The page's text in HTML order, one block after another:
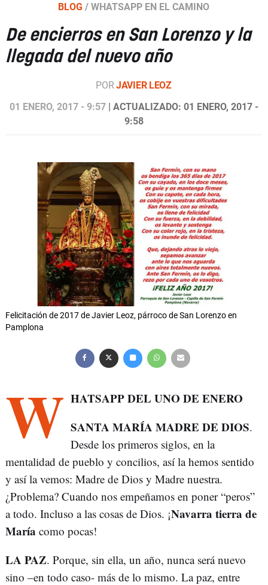
BLOG / WHATSAPP EN EL CAMINO
De encierros en San Lorenzo y la
llegada del nuevo año
PORJAVIER LEOZ
01 ENERO, 2017 - 9:57| ACTUALIZADO: 01 ENERO, 2017 -
9:58
Felicitación de 2017 de Javier Leoz, párroco de San Lorenzo en
Pamplona
W HATSAPP DEL UNO DE ENERO
SANTA MARÍA MADRE DE DIOS.
Desde los primeros siglos, en la
mentalidad de pueblo y concilios, así la hemos sentido
y así la vemos: Madre de Dios y Madre nuestra.
¿Problema? Cuando nos empeñamos en poner “peros”
a todo. Incluso a las cosas de Dios. ¡Navarra tierra de
María como pocas!
LA PAZ. Porque, sin ella, un año, nunca será nuevo
sino –en todo caso- más de lo mismo. La paz, entre